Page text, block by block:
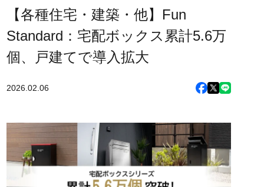
【各種住宅・建築・他】Fun
Standard：宅配ボックス累計5.6万
個、戸建てで導入拡大
2026.02.06